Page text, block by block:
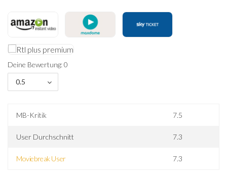
Deine Bewertung: 0
0.5
MB-Kritik 7.5
User Durchschnitt 7.3
Moviebreak User 7.3